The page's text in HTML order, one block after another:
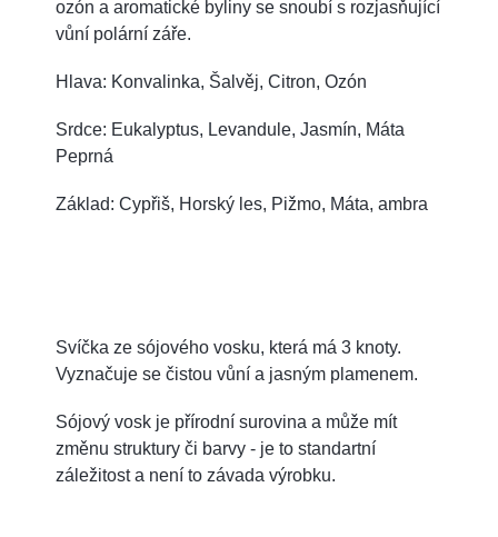
ozón a aromatické byliny se snoubí s rozjasňující
vůní polární záře.
Hlava: Konvalinka, Šalvěj, Citron, Ozón
Srdce: Eukalyptus, Levandule, Jasmín, Máta
Peprná
Základ: Cypřiš, Horský les, Pižmo, Máta, ambra
Svíčka ze sójového vosku, která má 3 knoty.
Vyznačuje se čistou vůní a jasným plamenem.
Sójový vosk je přírodní surovina a může mít
změnu struktury či barvy - je to standartní
záležitost a není to závada výrobku.